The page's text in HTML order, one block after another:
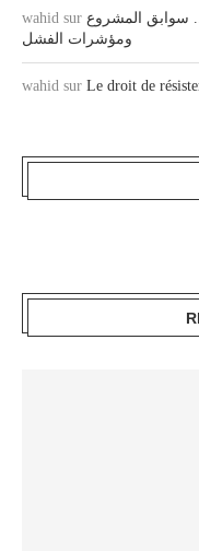
wahid sur سوابق المشروع
ومؤشرات الفشل
wahid sur Le droit de